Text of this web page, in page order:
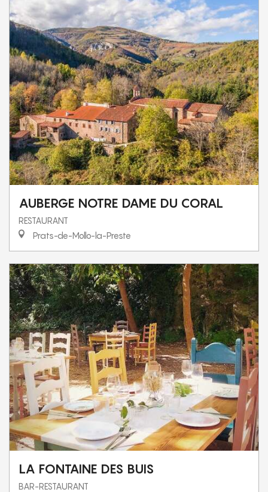
AUBERGE NOTRE DAME DU CORAL
RESTAURANT
Prats-de-Mollo-la-Preste
LA FONTAINE DES BUIS
BAR-RESTAURANT